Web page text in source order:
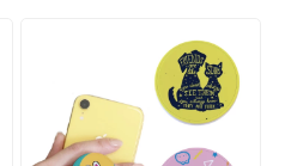
おりますので、お客様には
デザインを入稿していただ
くだけでオリジナル商品と
して販売していただくこと
ができます。 短納期・小ロ
ので、これ一つで様々な機
器に対応することが可能で
す。ケーブル巻取り式です
ので嵩張らず、コンパクト
なサイズで持ち運びが苦に